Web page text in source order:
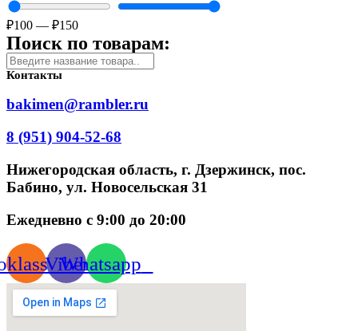
₽100 — ₽150
Поиск по товарам:
Контакты
bakimen@rambler.ru
8 (951) 904-52-68
Нижегородская область, г. Дзержинск, пос.
Бабино, ул. Новосельская 31
Ежедневно с 9:00 до 20:00
Viber
Whatsapp